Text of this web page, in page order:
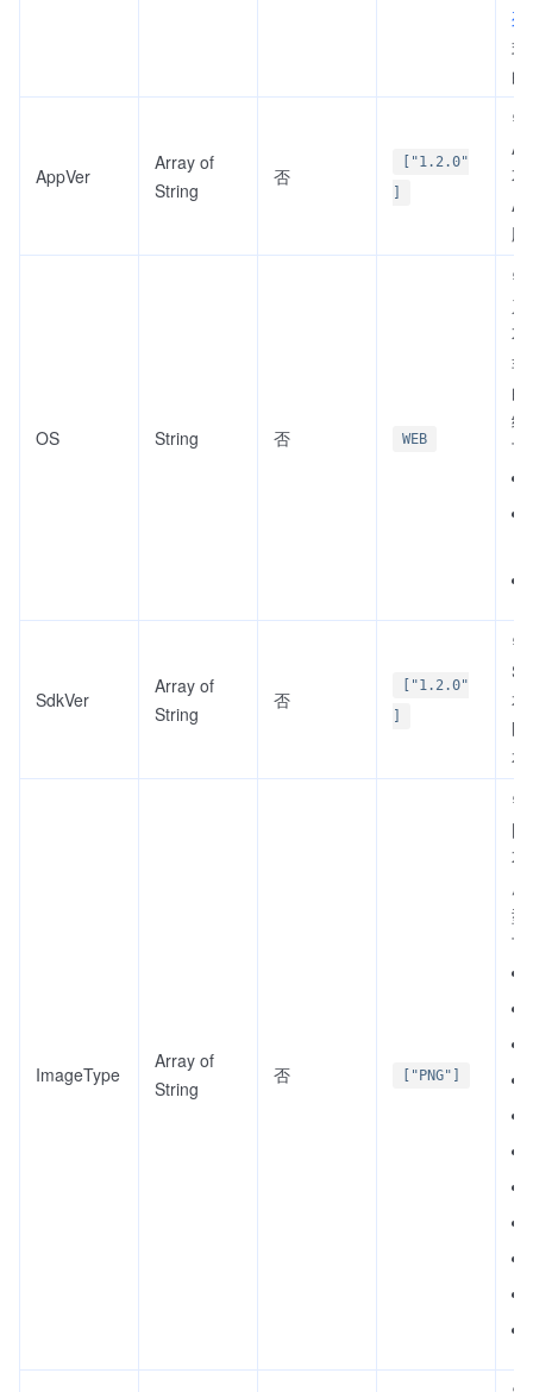
列
式
AppVer
Array of
String
否
["1.2.0"
不
OS String 否 WEB
不
非
统
下
SdkVer
Array of
String
否
["1.2.0"
本
本.
ImageType
Array of
String
否 ["PNG"]
不
型
下